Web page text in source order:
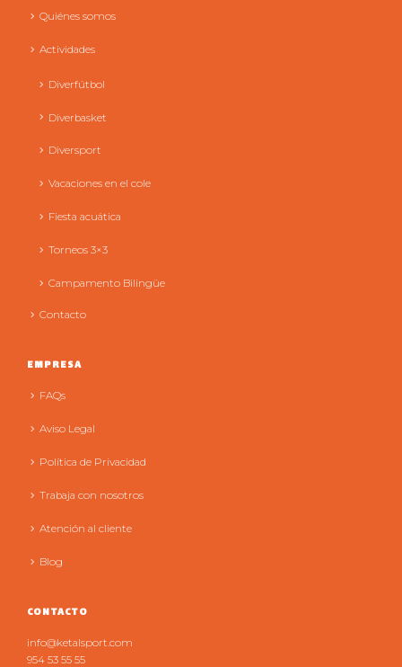
Quiénes somos
Actividades
Diverfútbol
Diverbasket
Diversport
Vacaciones en el cole
Fiesta acuática
Torneos 3×3
Campamento Bilingüe
Contacto
EMPRESA
FAQs
Aviso Legal
Política de Privacidad
Trabaja con nosotros
Atención al cliente
Blog
CONTACTO
info@ketalsport.com
954 53 55 55